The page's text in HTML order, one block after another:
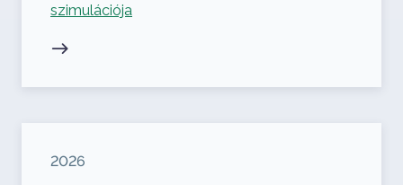
szimulációja
Megjelenés éve
2026